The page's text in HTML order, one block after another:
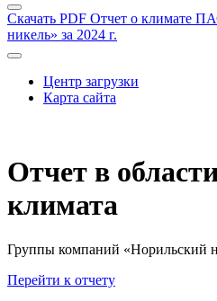
Скачать PDF Отчет о климате
никель» за 2024 г.
Центр загрузки
Карта сайта
Отчет в
климата
Группы компаний «Норильский
Перейти к отчету